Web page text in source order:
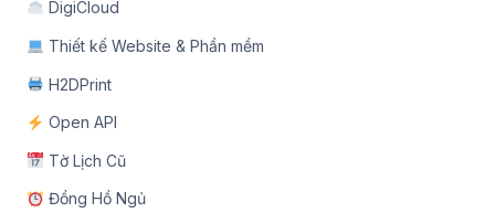
DigiCloud
Thiết kế Website & Phần mềm
H2DPrint
Open API
Tờ Lịch Cũ
Đồng Hồ Ngủ